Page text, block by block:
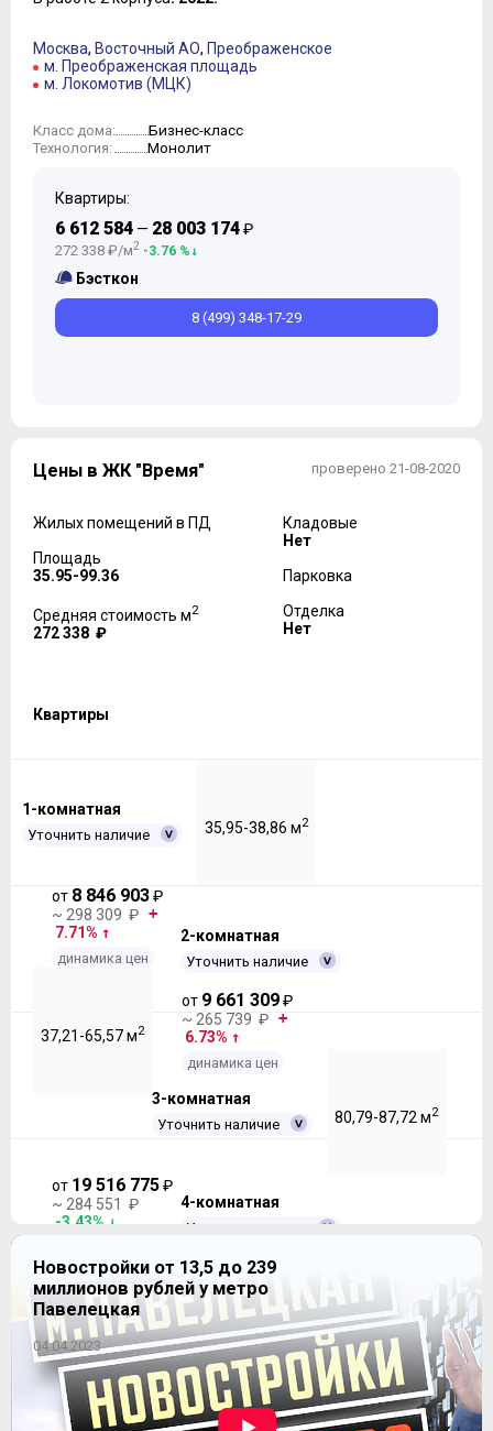
Москва, Восточный АО, Преображенское
м. Преображенская площадь
м. Локомотив (МЦК)
Класс дома: Бизнес-класс
Технология: Монолит
Квартиры:
6 612 584 — 28 003 174₽
272 338 ₽/м2 -3.76 %
Бэсткон
8 (499) 348-17-29
проверено 21-08-2020
Цены в ЖК "Время"
Жилых помещений в ПД
Площадь
35.95-99.36
Средняя стоимость м2
272 338 ₽
Кладовые
Нет
Парковка
Отделка
Нет
Квартиры
1-комнатная
Уточнить наличие 35,95-38,86 м2
от 8 846 903₽
~ 298 309 ₽
7.71%
динамика цен
2-комнатная
Уточнить наличие
37,21-65,57 м2
от 9 661 309₽
~ 265 739 ₽
6.73%
динамика цен
3-комнатная
Уточнить наличие 80,79-87,72 м2
от 19 516 775₽
~ 284 551 ₽
-3.43%
4-комнатная
Уточнить наличие
99,36-99,36 м2 Продано
Новостройки от 13,5 до 239
миллионов рублей у метро
Павелецкая
04.04.2023